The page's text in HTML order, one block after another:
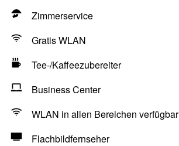
Zimmerservice
Gratis WLAN
Tee-/Kaffeezubereiter
Business Center
WLAN in allen Bereichen verfügbar
Flachbildfernseher